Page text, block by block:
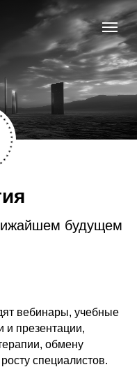
будущем
вебинары, учебные
презентации,
обмену
специалистов.